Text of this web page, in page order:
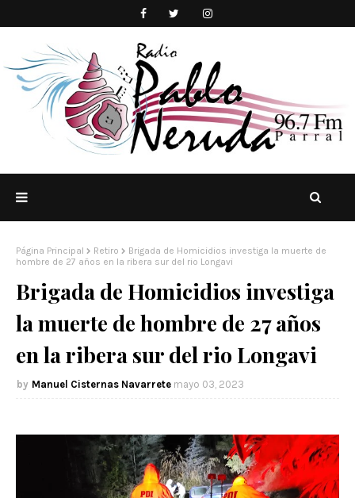
Página Principal Retiro
Brigada de Homicidios investiga la muerte de
hombre de 27 años en la ribera sur del rio Longavi
Brigada de Homicidios investiga
la muerte de hombre de 27 años
en la ribera sur del rio Longavi
Manuel Cisternas Navarrete mayo 03, 2023